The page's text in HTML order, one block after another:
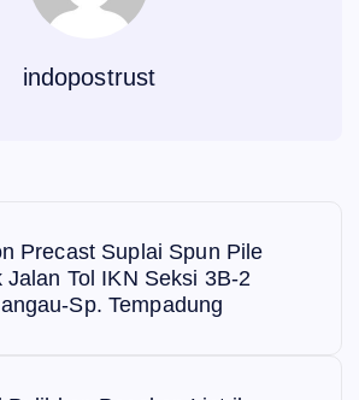
indopostrust
Precast Suplai Spun Pile
Jalan Tol IKN Seksi 3B-2
Sp. Tempadung